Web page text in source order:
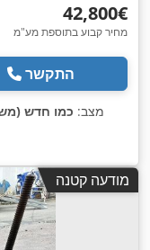
‏42,800 ‏€
מחיר קבוע בתוספת מע"מ
התקשר
מצב: כמו חדש
מודעה קטנה